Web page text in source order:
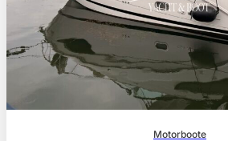
Motorboote